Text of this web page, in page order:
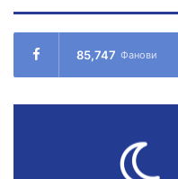
85,747 Фанови